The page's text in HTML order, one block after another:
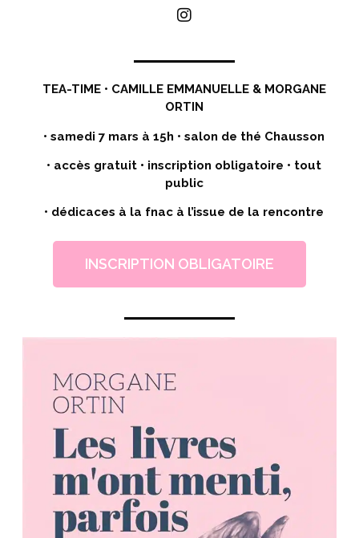
TEA-TIME • CAMILLE EMMANUELLE & MORGANE
ORTIN
• samedi 7 mars à 15h • salon de thé Chausson
• accès gratuit • inscription obligatoire • tout
public
• dédicaces à la fnac à l’issue de la rencontre
INSCRIPTION OBLIGATOIRE